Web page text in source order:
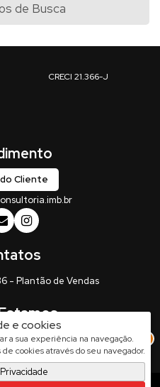
e cookies
a sua experiência na navegação.
cookies através do seu navegador.
de Busca
Cliente
- Plantão de Vendas
Centro, Salto SP ,Brasil